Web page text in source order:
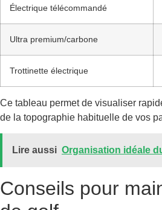
Électrique télécommandé
Ultra premium/carbone
Trottinette électrique
Ce tableau permet de visualiser
de la topographie habituelle de vos
Lire aussi Organisation idéale
Conseils pour